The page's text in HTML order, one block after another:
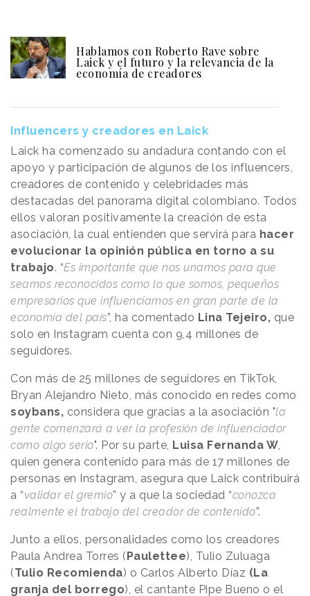
Hablamos con Roberto Rave sobre
Laick y el futuro y la relevancia de la
economía de creadores
Influencers y creadores en Laick
Laick ha comenzado su andadura contando con el
apoyo y participación de algunos de los influencers,
creadores de contenido y celebridades más
destacadas del panorama digital colombiano. Todos
ellos valoran positivamente la creación de esta
asociación, la cual entienden que servirá para hacer
evolucionar la opinión pública en torno a su
trabajo. “Es importante que nos unamos para que
seamos reconocidos como lo que somos, pequeños
empresarios que influenciamos en gran parte de la
economía del país”, ha comentado Lina Tejeiro, que
solo en Instagram cuenta con 9,4 millones de
seguidores.
Con más de 25 millones de seguidores en TikTok,
Bryan Alejandro Nieto, más conocido en redes como
soybans, considera que gracias a la asociación "la
gente comenzará a ver la profesión de influenciador
como algo serio". Por su parte, Luisa Fernanda W,
quien genera contenido para más de 17 millones de
personas en Instagram, asegura que Laick contribuirá
a “validar el gremio” y a que la sociedad “conozca
realmente el trabajo del creador de contenido”.
Junto a ellos, personalidades como los creadores
Paula Andrea Torres ( Paulettee), Tulio Zuluaga
(Tulio Recomienda) o Carlos Alberto Díaz (La
granja del borrego), el cantante Pipe Bueno o el